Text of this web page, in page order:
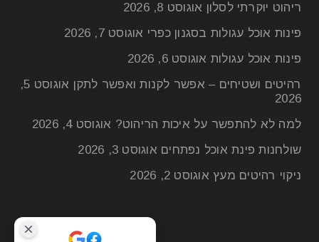
מטבח בעיצוב פתוח: איך להפוך את האי
ריהוט יוקרתי לסלון אוגוסט 8, 2026
פינות אוכל עגולות בסגנון כפרי אוגוסט 7, 2026
פינות אוכל עגולות אוגוסט 6, 2026
רהיטים ושטיחים – אפשר לקנות ואפשר לתקן
אוגוסט 5,
2026
למה לא להתפשר על איכות הריהוט? אוגוסט 4, 2026
שולחנות פינת אוכל נפתחים אוגוסט 3, 2026
ניקוי רהיטים מעץ אוגוסט 2, 2026